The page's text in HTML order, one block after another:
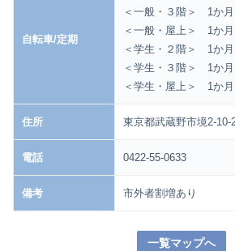
自転車/定期
＜一般・３階＞ 1か月
＜一般・屋上＞ 1か月
＜学生・２階＞ 1か月
＜学生・３階＞ 1か月
＜学生・屋上＞ 1か月
住所 東京都武蔵野市境2-10-
電話 0422-55-0633
備考 市外者割増あり
一覧マップへ